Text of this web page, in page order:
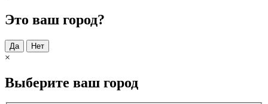
Это ваш город?
Да Нет
×
Выберите ваш город